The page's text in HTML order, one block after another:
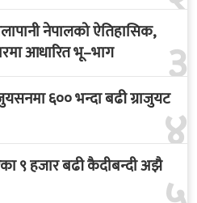
३
नेपालको ऐतिहासिक,
आधारित भू–भाग
४
६०० भन्दा बढी ग्राजुयट
९ हजार बढी कैदीबन्दी अझै